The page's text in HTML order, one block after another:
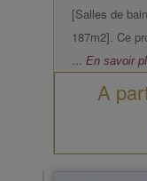
[Salles de
187m2]. Ce
En savoir
A